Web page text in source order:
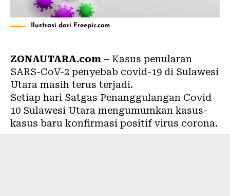
Ilustrasi dari Freepic.com
ZONAUTARA.com – Kasus penularan
SARS-CoV-2 penyebab covid-19 di Sulawesi
Utara masih terus terjadi.
Setiap hari Satgas Penanggulangan Covid-
10 Sulawesi Utara mengumumkan kasus-
kasus baru konfirmasi positif virus corona.